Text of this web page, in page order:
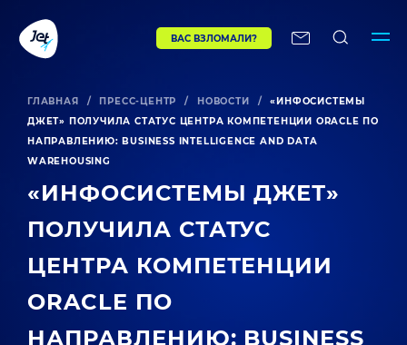
ВАС ВЗЛОМАЛИ?
ГЛАВНАЯ / ПРЕСС-ЦЕНТР / НОВОСТИ /
«ИНФОСИСТЕМЫ
ДЖЕТ» ПОЛУЧИЛА СТАТУС ЦЕНТРА КОМПЕТЕНЦИИ ORACLE ПО
НАПРАВЛЕНИЮ: BUSINESS INTELLIGENCE AND DATA
WAREHOUSING
«ИНФОСИСТЕМЫ ДЖЕТ»
ПОЛУЧИЛА СТАТУС
ЦЕНТРА КОМПЕТЕНЦИИ
ORACLE ПО
НАПРАВЛЕНИЮ: BUSINESS